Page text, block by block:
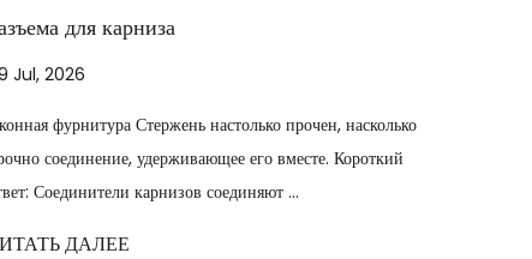
архитектурную проблему больших и угловатых
окон
02 Jul, 2026
Для достижения плавного движения драпировки в широких
пролетах, сложных архитектурных углах или многосторонних
эркерах требуется высокоточный разъемы для карнизов